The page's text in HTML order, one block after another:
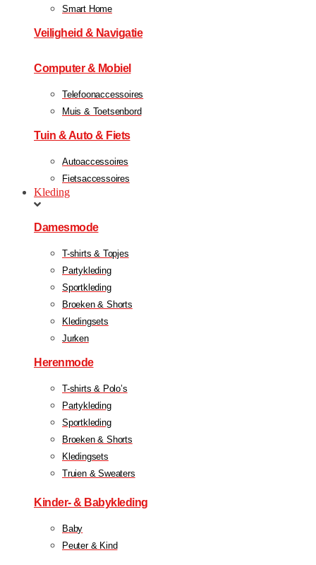
Smart Home
Veiligheid & Navigatie
Computer & Mobiel
Telefoonaccessoires
Muis & Toetsenbord
Tuin & Auto & Fiets
Autoaccessoires
Fietsaccessoires
Kleding
Damesmode
T-shirts & Topjes
Partykleding
Sportkleding
Broeken & Shorts
Kledingsets
Jurken
Herenmode
T-shirts & Polo’s
Partykleding
Sportkleding
Broeken & Shorts
Kledingsets
Truien & Sweaters
Kinder- & Babykleding
Baby
Peuter & Kind